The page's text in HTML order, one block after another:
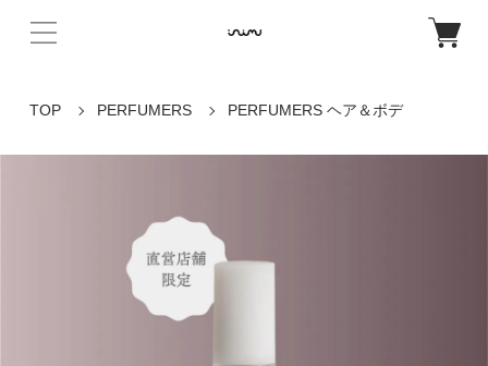
TOP PERFUMERS PERFUMERS ヘア＆ボデ